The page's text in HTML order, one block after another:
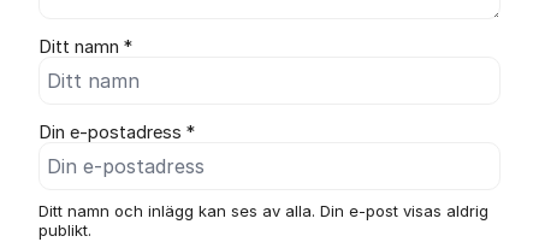
Ditt namn *
Din e-postadress *
Ditt namn och inlägg kan ses av alla. Din e-post visas aldrig
publikt.